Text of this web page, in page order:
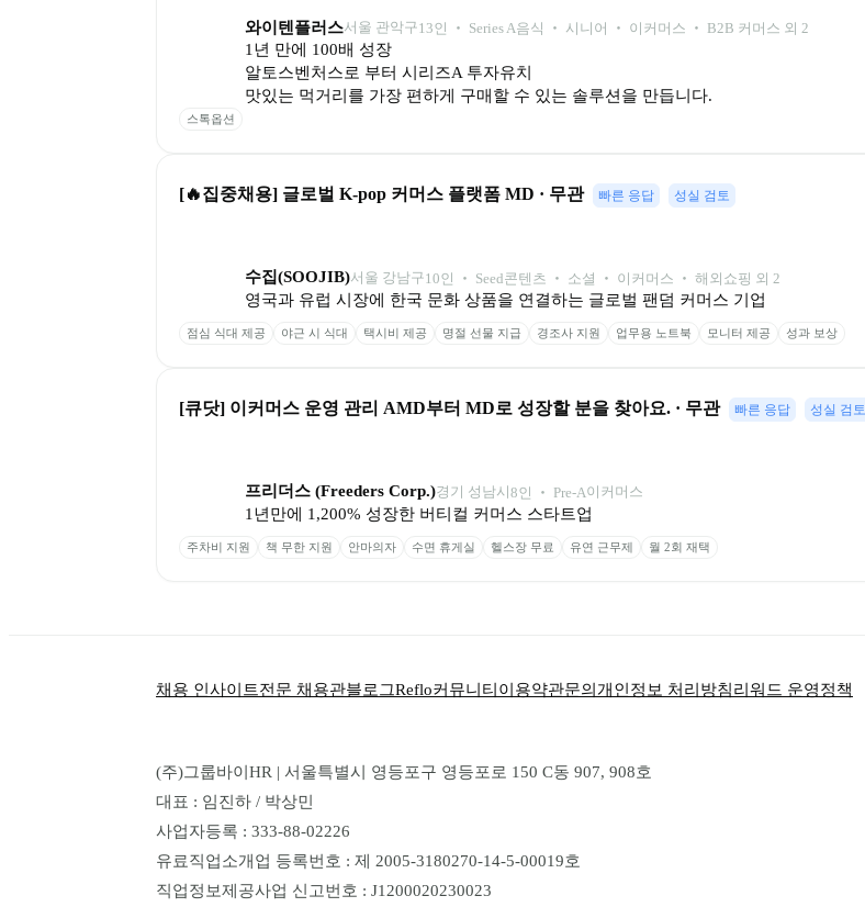
와이텐플러스서울 관악구13인 ‧ Series A음식 ‧ 시니어 ‧ 이커머스 ‧ B2B 커머스 외 2
1년 만에 100배 성장
알토스벤처스로 부터 시리즈A 투자유치
맛있는 먹거리를 가장 편하게 구매할 수 있는 솔루션을 만듭니다.
스톡옵션
[🔥집중채용] 글로벌 K-pop 커머스 플랫폼 MD · 무관 빠른 응답 성실 검토
수집(SOOJIB)서울 강남구10인 ‧ Seed콘텐츠 ‧ 소셜 ‧ 이커머스 ‧ 해외쇼핑 외 2
영국과 유럽 시장에 한국 문화 상품을 연결하는 글로벌 팬덤 커머스 기업
점심 식대 제공 야근 시 식대 택시비 제공 명절 선물 지급 경조사 지원 업무용 노트북 모니터 제공 성과 보상
[큐닷] 이커머스 운영 관리 AMD부터 MD로 성장할 분을 찾아요. · 무관 빠른 응답 성실 검토
프리더스 (Freeders Corp.)경기 성남시 8인 ‧ Pre-A이커머스
1년만에 1,200% 성장한 버티컬 커머스 스타트업
주차비 지원 책 무한 지원 안마의자 수면 휴게실 헬스장 무료 유연 근무제 월 2회 재택
채용 인사이트전문 채용관블로그Reflo커뮤니티 이용약관문의 개인정보 처리방침리워드 운영정책
(주)그룹바이HR | 서울특별시 영등포구 영등포로 150 C동 907, 908호
대표 : 임진하 / 박상민
사업자등록 : 333-88-02226
유료직업소개업 등록번호 : 제 2005-3180270-14-5-00019호
직업정보제공사업 신고번호 : J1200020230023